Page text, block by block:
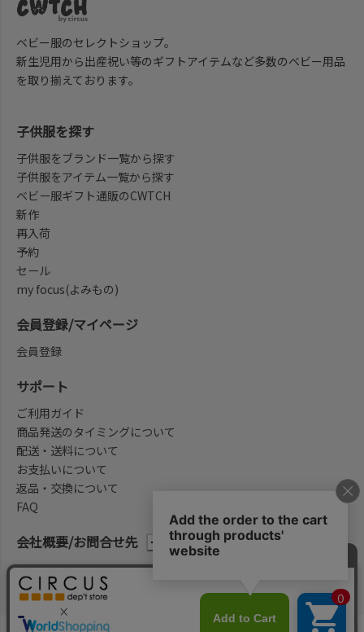
ベビー服のセレクトショップ。
新生児用から出産祝い等のギフトアイテムなど多数のベビー用品
を取り揃えております。
会社概要/お問合せ先
子供服を探す
子供服をブランド一覧から探す
子供服をアイテム一覧から探す
ベビー服ギフト通販のCWTCH
新作
再入荷
予約
セール
my focus(よみもの)
会員登録/マイページ
会員登録
サポート
ご利用ガイド
商品発送のタイミングについて
配送・送料について
お支払いについて
返品・交換について
FAQ
法律に基づく表示 プライバシーポリシー